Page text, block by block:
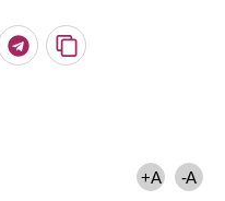
Telegram
Copiar
+A -A